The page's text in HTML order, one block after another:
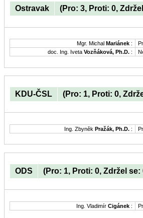
Ostravak (Pro: 3, Proti: 0,
Mgr. Michal Mariánek :
doc. Ing. Iveta Vozňáková, Ph.D. :
KDU-ČSL (Pro: 1, Proti: 0,
Ing. Zbyněk Pražák, Ph.D. :
ODS (Pro: 1, Proti: 0, Zdržel se:
Ing. Vladimír Cigánek :